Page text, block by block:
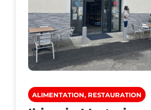
ALIMENTATION, RESTAURATION